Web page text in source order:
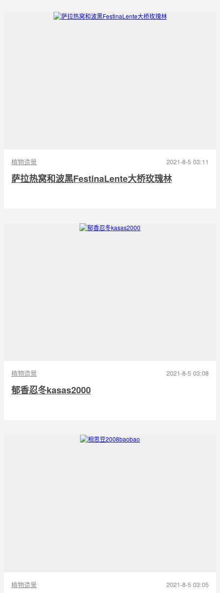
植物造景 2021-8-5 03:11
萨拉热窝和波黑FestinaLente大桥玫瑰林
植物造景 2021-8-5 03:08
郁香忍冬kasas2000
植物造景 2021-8-5 03:05